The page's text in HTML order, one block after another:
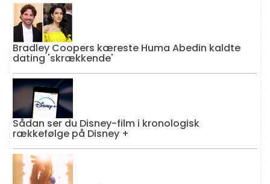
Bradley Coopers kæreste Huma Abedin kaldte
dating 'skrækkende'
Sådan ser du Disney-film i kronologisk
rækkefølge på Disney +